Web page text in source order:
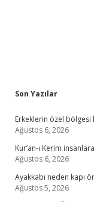
Sidebar
Son Yazılar
Erkeklerin özel bölgesi
Ağustos 6, 2026
Kur’an-ı Kerim
Ağustos 6, 2026
Ayakkabı neden kapı
Ağustos 5, 2026